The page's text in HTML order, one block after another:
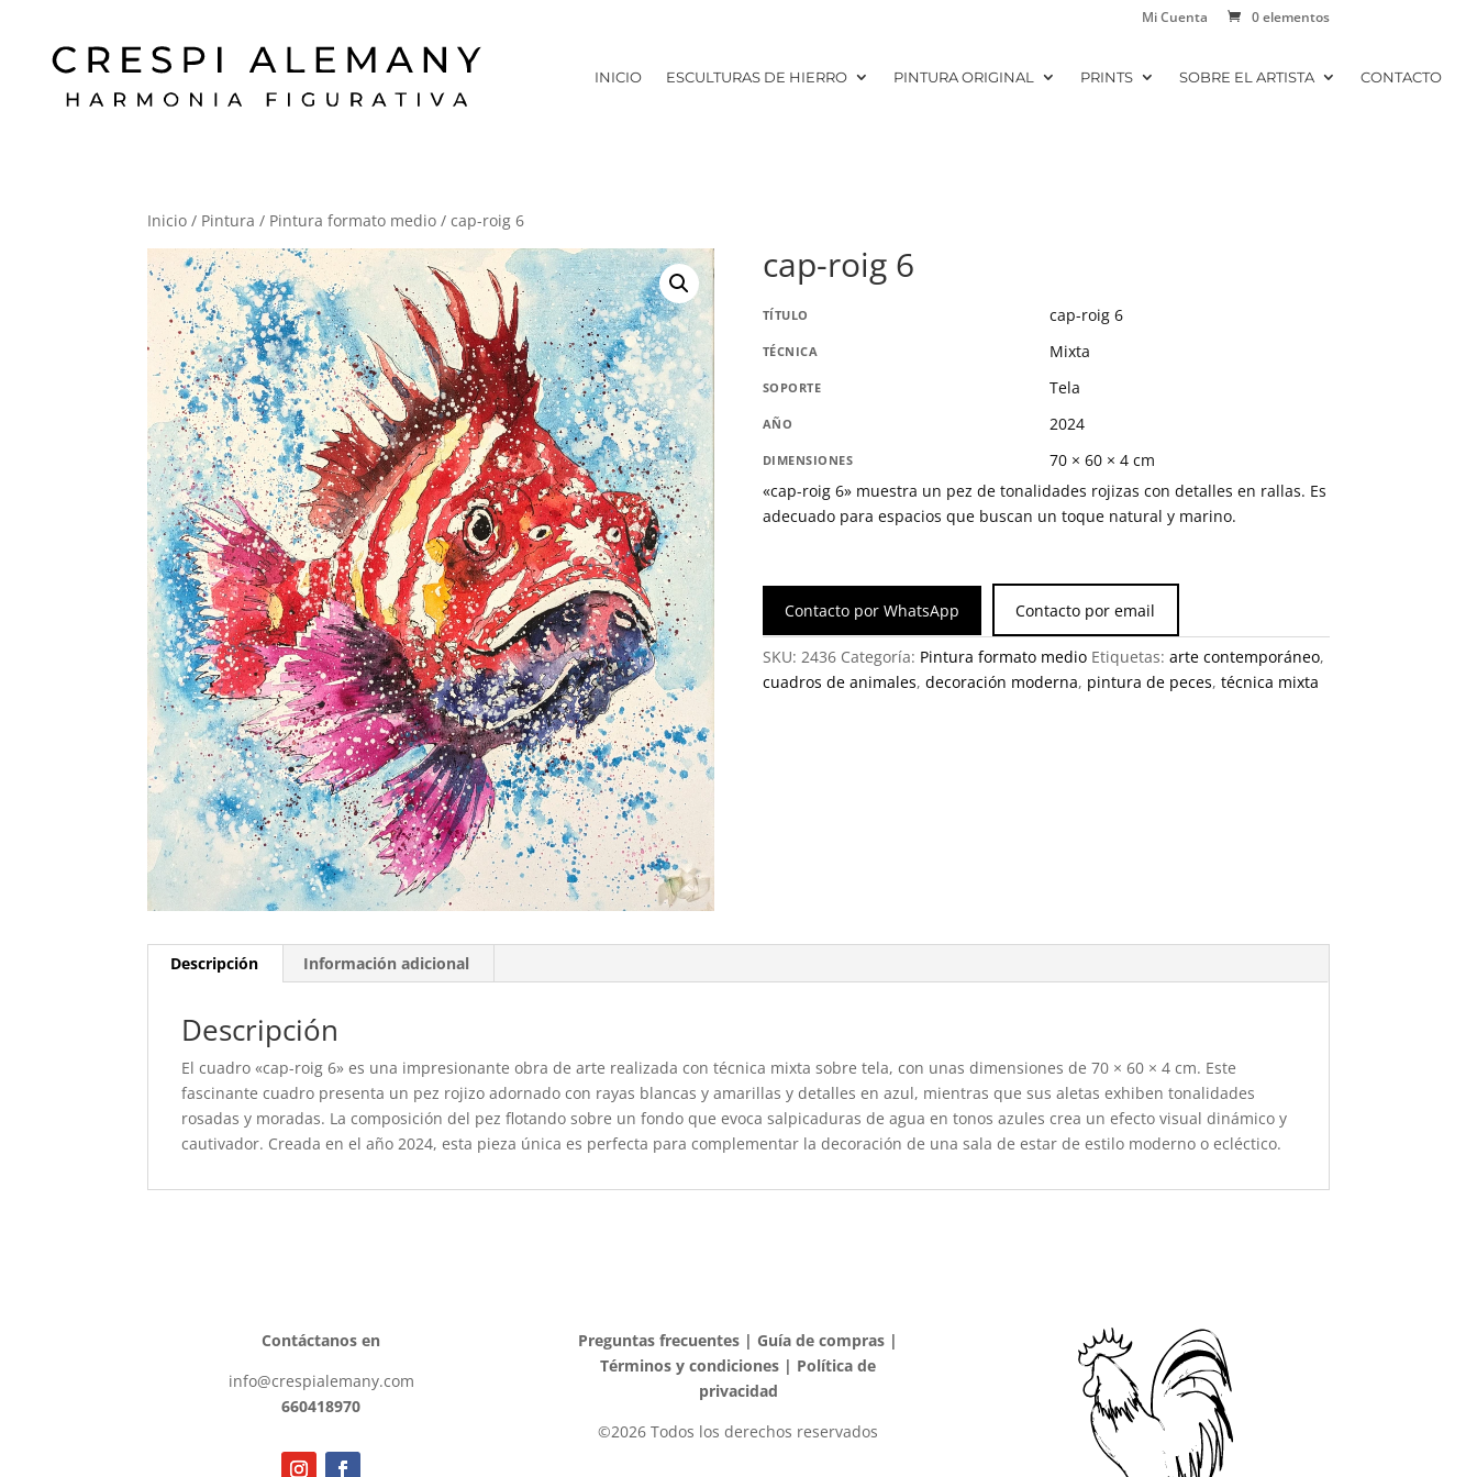
Mi Cuenta 0 elementos
INICIO ESCULTURAS DE HIERRO PINTURA ORIGINAL PRINTS SOBRE EL ARTISTA CONTACTO
Inicio / Pintura / Pintura formato medio / cap-roig 6
cap-roig 6
TÍTULO cap-roig 6
TÉCNICA Mixta
SOPORTE Tela
AÑO 2024
DIMENSIONES
70 × 60 × 4 cm
«cap-roig 6» muestra un pez de tonalidades rojizas con detalles en rallas. Es
adecuado para espacios que buscan un toque natural y marino.
Contacto por WhatsApp Contacto por email
SKU: 2436 Categoría: Pintura formato medio Etiquetas: arte contemporáneo,
cuadros de animales, decoración moderna, pintura de peces, técnica mixta
Descripción Información adicional
Descripción
El cuadro «cap-roig 6» es una impresionante obra de arte realizada con técnica mixta sobre tela, con unas dimensiones de 70 × 60 × 4 cm. Este
fascinante cuadro presenta un pez rojizo adornado con rayas blancas y amarillas y detalles en azul, mientras que sus aletas exhiben tonalidades
rosadas y moradas. La composición del pez flotando sobre un fondo que evoca salpicaduras de agua en tonos azules crea un efecto visual dinámico y
cautivador. Creada en el año 2024, esta pieza única es perfecta para complementar la decoración de una sala de estar de estilo moderno o ecléctico.
Contáctanos en
info@crespialemany.com
660418970
Preguntas frecuentes | Guía de compras |
Términos y condiciones | Política de
privacidad
©2026 Todos los derechos reservados